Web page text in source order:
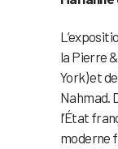
la Pierre
York) et
Nahmad.
l’État
moderne